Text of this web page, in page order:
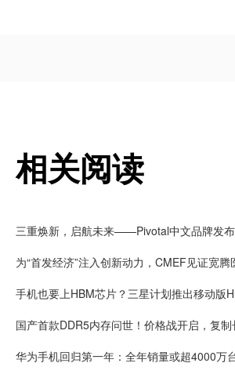
相关阅读
为“首发经济”注入创新动力，CMEF见证宽